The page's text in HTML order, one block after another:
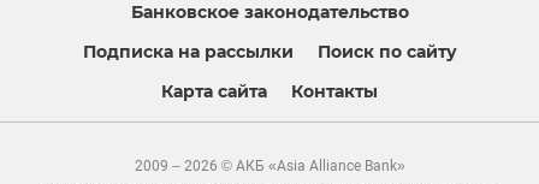
Банковское законодательство
Подписка на рассылки
Поиск по сайту
Карта сайта
Контакты
2009 – 2026 © АКБ «Asia Alliance Bank»